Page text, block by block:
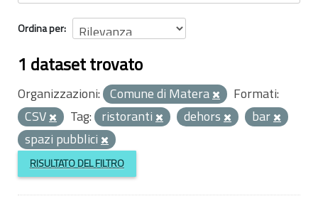
Ordina per
1 dataset trovato
Organizzazioni: Comune di Matera
Formati:
CSV
Tag: ristoranti dehors
bar
spazi pubblici
RISULTATO DEL FILTRO